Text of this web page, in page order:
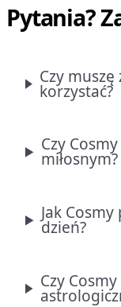
Pytania?
Czy
korzystać?
Czy
miłosnym?
Jak
dzień?
Czy